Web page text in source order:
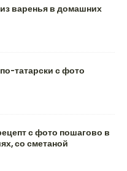
варенья в домашних
татарски с фото
с фото пошагово в
со сметаной